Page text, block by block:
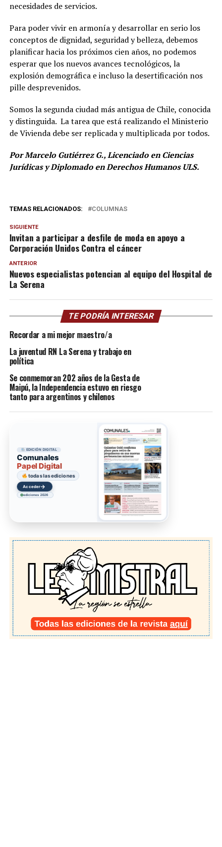
necesidades de servicios.
Para poder vivir en armonía y desarrollar en serio los
conceptos de dignidad, seguridad y belleza, debemos
planificar hacia los próximos cien años, no podemos
esperar que los nuevos avances tecnológicos, la
explosión demográfica e incluso la desertificación nos
pille desprevenidos.
Somos la segunda ciudad más antigua de Chile, conocida
y distinguida. La tarea que está realizando el Ministerio
de Vivienda debe ser replicada y multiplicada por todos.
Por Marcelo Gutiérrez G., Licenciado en Ciencias
Jurídicas y Diplomado en Derechos Humanos ULS.
TEMAS RELACIONADOS: COLUMNAS
SIGUIENTE
Invitan a participar a desfile de moda en apoyo a
Corporación Unidos Contra el cáncer
ANTERIOR
Nuevos especialistas potencian al equipo del Hospital de
La Serena
TE PODRÍA INTERESAR
Recordar a mi mejor maestro/a
La juventud RN La Serena y trabajo en
política
Se conmemoran 202 años de la Gesta de
Maipú, la Independencia estuvo en riesgo
tanto para argentinos y chilenos
EDICIÓN DIGITAL
Comunales
Papel Digital
todas las ediciones
Acceder→
ediciones 2026